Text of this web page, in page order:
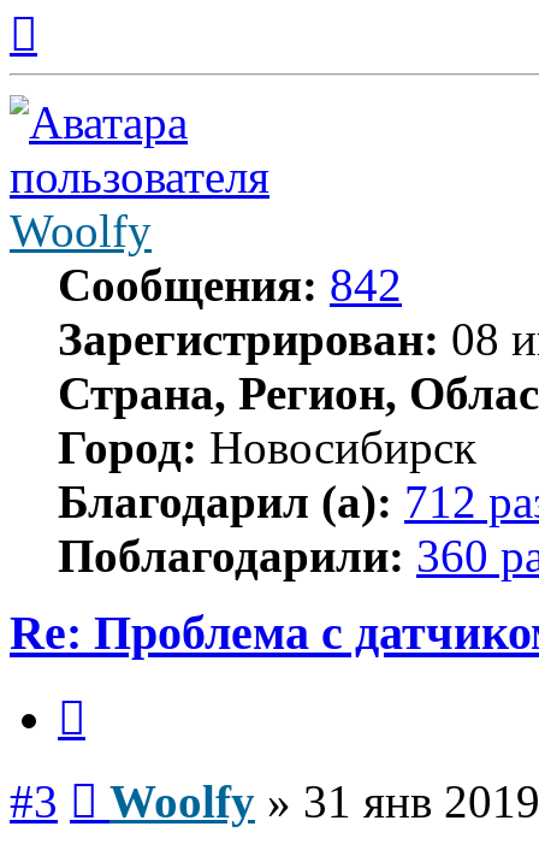
началу
Woolfy
Сообщения: 842
Зарегистрирован: 08
Страна, Регион,
Город: Новосибирск
Благодарил (а): 712
Поблагодарили: 360
Re: Проблема с
#3 Woolfy » 31 янв